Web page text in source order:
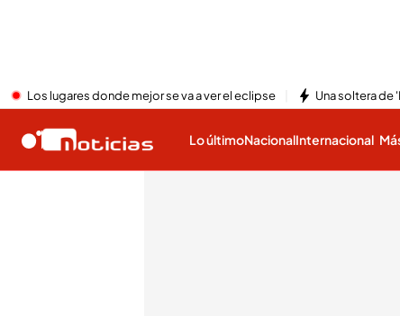
Los lugares donde mejor se va a ver el eclipse Una soltera de
Lo últimoNacionalInternacional